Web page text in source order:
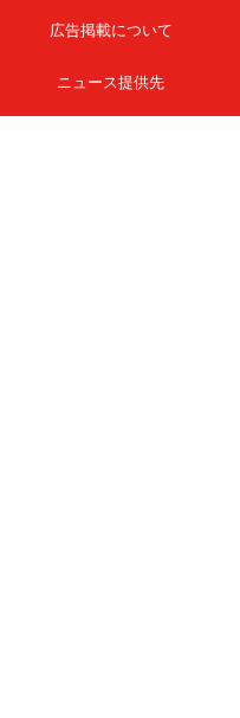
広告掲載について
ニュース提供先